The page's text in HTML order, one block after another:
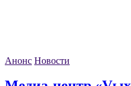
Анонс Новости